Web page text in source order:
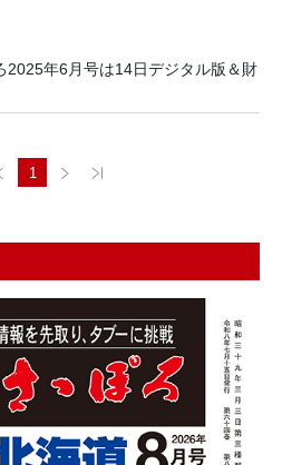
2025年6月号は14日デジタル版＆財
1